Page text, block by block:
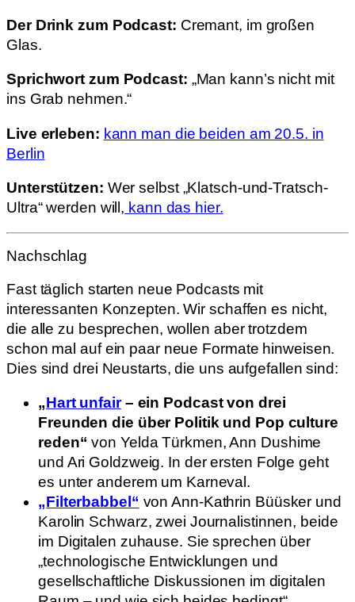
Der Drink zum Podcast: Cremant, im großen
Glas.
Sprichwort zum Podcast: „Man kann’s nicht mit
ins Grab nehmen.“
Live erleben: kann man die beiden am 20.5. in
Berlin
Unterstützen: Wer selbst „Klatsch-und-Tratsch-
Ultra“ werden will, kann das hier.
Nachschlag
Fast täglich starten neue Podcasts mit
interessanten Konzepten. Wir schaffen es nicht,
die alle zu besprechen, wollen aber trotzdem
schon mal auf ein paar neue Formate hinweisen.
Dies sind drei Neustarts, die uns aufgefallen sind:
„Hart unfair– ein Podcast von drei
Freunden die über Politik und Pop culture
reden“ von Yelda Türkmen, Ann Dushime
und Ari Goldzweig. In der ersten Folge geht
es unter anderem um Karneval.
„Filterbabbel“ von Ann-Kathrin Büüsker und
Karolin Schwarz, zwei Journalistinnen, beide
im Digitalen zuhause. Sie sprechen über
„technologische Entwicklungen und
gesellschaftliche Diskussionen im digitalen